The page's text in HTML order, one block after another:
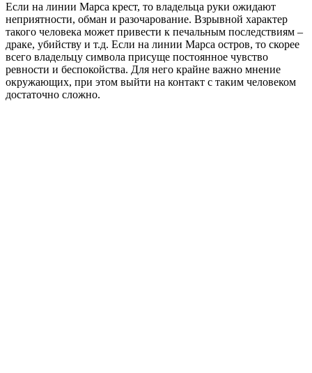
Если на линии Марса крест, то владельца руки ожидают
неприятности, обман и разочарование. Взрывной характер
такого человека может привести к печальным последствиям –
драке, убийству и т.д. Если на линии Марса остров, то скорее
всего владельцу символа присуще постоянное чувство
ревности и беспокойства. Для него крайне важно мнение
окружающих, при этом выйти на контакт с таким человеком
достаточно сложно.